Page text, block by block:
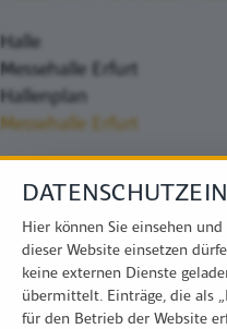
Halle
Messehalle Erfurt
Hallenplan
Messehalle Erfurt
Hier können Sie einsehen
dieser Website einsetzen
keine externen Dienste
übermittelt. Einträge, die als
für den Betrieb der Website